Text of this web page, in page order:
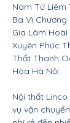
Nam Từ Liêm
Ba Vì
Gia Lâm
Xuyên Phúc
Thất Thanh
Hòa Hà Nội.
Nội thất
vụ vận